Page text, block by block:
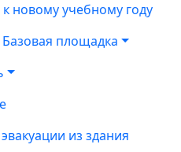
новому учебному году
Базовая площадка
из здания